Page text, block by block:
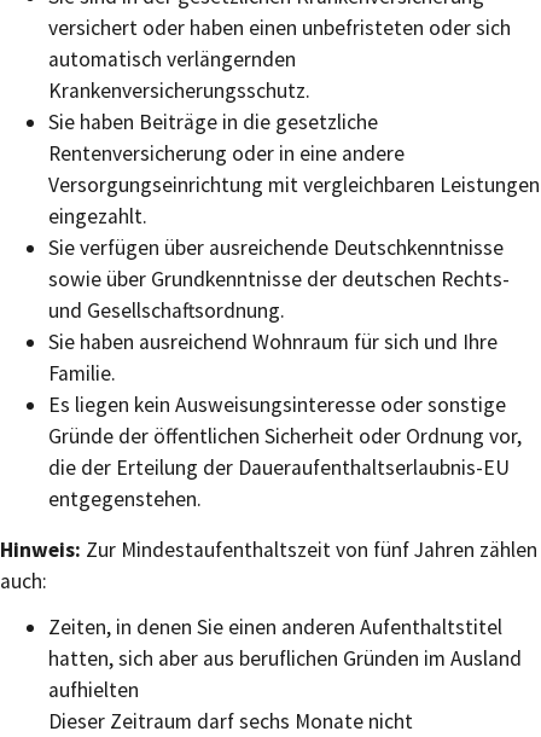
versichert oder haben einen unbefristeten oder sich
automatisch verlängernden
Krankenversicherungsschutz.
Sie haben Beiträge in die gesetzliche
Rentenversicherung oder in eine andere
Versorgungseinrichtung mit vergleichbaren Leistungen
eingezahlt.
Sie verfügen über ausreichende Deutschkenntnisse
sowie über Grundkenntnisse der deutschen Rechts-
und Gesellschaftsordnung.
Sie haben ausreichend Wohnraum für sich und Ihre
Familie.
Es liegen kein Ausweisungsinteresse oder sonstige
Gründe der öffentlichen Sicherheit oder Ordnung vor,
die der Erteilung der Daueraufenthaltserlaubnis-EU
entgegenstehen.
Hinweis: Zur Mindestaufenthaltszeit von fünf Jahren zählen
auch:
Zeiten, in denen Sie einen anderen Aufenthaltstitel
hatten, sich aber aus beruflichen Gründen im Ausland
aufhielten
Dieser Zeitraum darf sechs Monate nicht